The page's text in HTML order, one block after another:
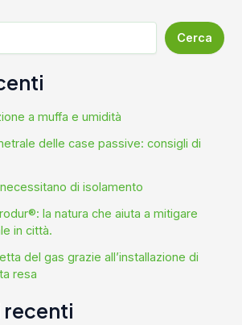
Cerca
a muffa e umidità
delle case passive: consigli di
di isolamento
la natura che aiuta a mitigare
in città.
del gas grazie all’installazione di
resa
recenti